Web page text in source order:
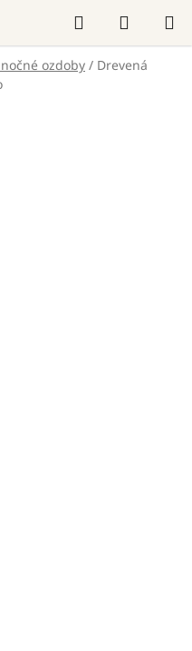
Hľadať
KOŠÍK
ozdoby / Drevená